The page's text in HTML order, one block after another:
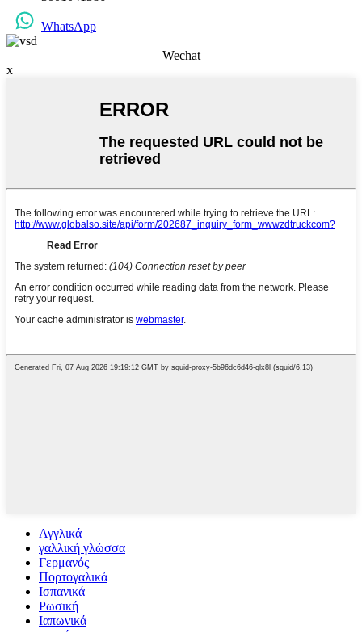
WhatsApp
Wechat
x
Αγγλικά
γαλλική γλώσσα
Γερμανός
Πορτογαλικά
Ισπανικά
Ρωσική
Ιαπωνικά